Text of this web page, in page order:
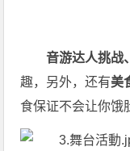
音游达人挑战
趣，另外，还有美
食保证不会让你饿